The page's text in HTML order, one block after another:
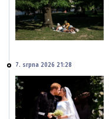
7. srpna 2026 21:28